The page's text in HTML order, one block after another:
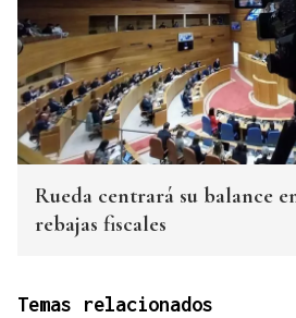
Rueda centrará su balance
rebajas fiscales
Temas relacionados